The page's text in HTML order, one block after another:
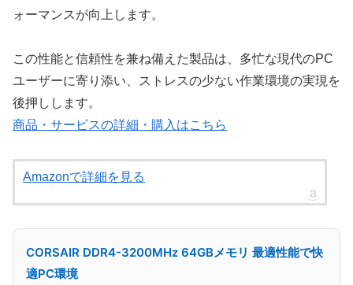
ォーマンスが向上します。
この性能と信頼性を兼ね備えた製品は、多忙な現代のPC
ユーザーに寄り添い、ストレスの少ない作業環境の実現を
後押しします。
商品・サービスの詳細・購入はこちら
Amazonで詳細を見る
CORSAIR DDR4-3200MHz 64GBメモリ 最適性能で快
適PC環境